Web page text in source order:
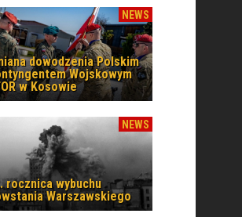
NEWS
dowodzenia Polskim
Wojskowym
w Kosowie
NEWS
rocznica wybuchu
Warszawskiego